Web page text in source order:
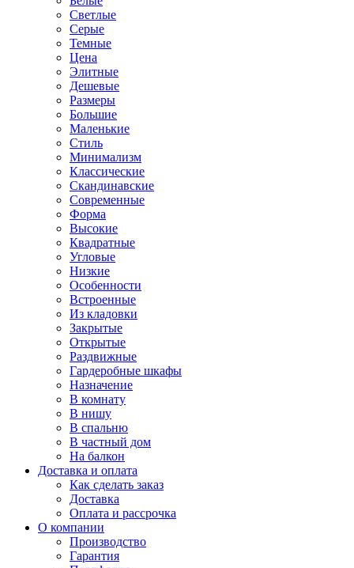
Светлые
Серые
Темные
Цена
Элитные
Дешевые
Размеры
Большие
Маленькие
Стиль
Минимализм
Классические
Скандинавские
Современные
Форма
Высокие
Квадратные
Угловые
Низкие
Особенности
Встроенные
Из кладовки
Закрытые
Открытые
Раздвижные
Гардеробные шкафы
Назначение
В комнату
В нишу
В спальню
В частный дом
На балкон
Доставка и оплата
Как сделать заказ
Доставка
Оплата и рассрочка
О компании
Производство
Гарантия